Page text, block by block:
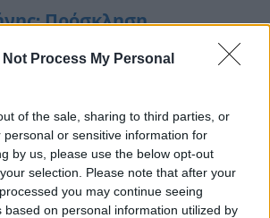
Not Process My Personal
of the sale, sharing to third parties, or
personal or sensitive information for
by us, please use the below opt-out
selection. Please note that after your
you may continue seeing
based on personal information utilized by
Πρόσκληση
στοιχείων Αρρένων
2005
ΤΟ 2005 (ΣΤΡΑΤΙΩΤΙΚΗ
ΣΤΟ ΔΗΜΑΡΧΕΙΟ ΓΙΑ
ΤΩΝ ΣΤΟΙΧΕΙΩΝ ΤΟΥΣ Ο Δήμαρχος